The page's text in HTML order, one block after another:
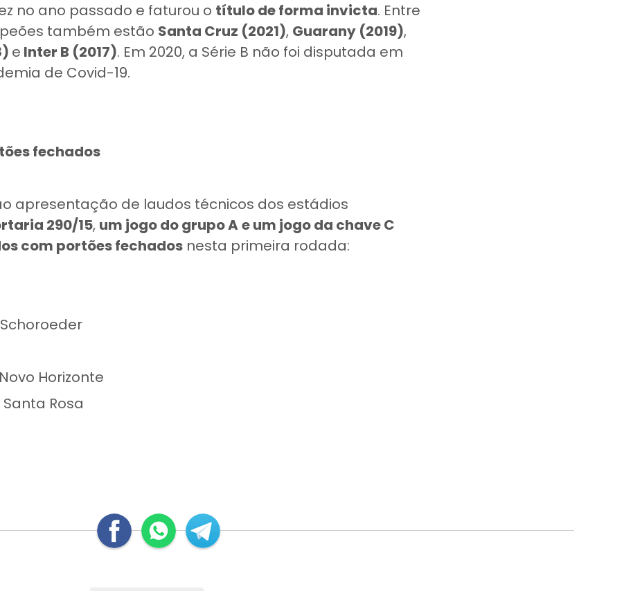
no ano passado e faturou o título de forma invicta. Entre
também estão Santa Cruz (2021), Guarany (2019),
e Inter B (2017). Em 2020, a Série B não foi disputada em
de Covid-19.
fechados
apresentação de laudos técnicos dos estádios
290/15, um jogo do grupo Ae um jogo da chave C
com portões fechados nesta primeira rodada:
Horizonte
Rosa